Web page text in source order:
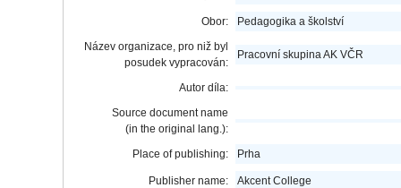
Obor:
Pedagogika a školství
Název organizace, pro niž byl
posudek vypracován:
Pracovní skupina AK VČR
Autor díla:
Source document name
(in the original lang.):
Place of publishing:
Prha
Publisher name: Akcent College